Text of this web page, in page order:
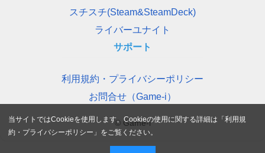
スチスチ(Steam&SteamDeck)
ライバーユナイト
サポート
利用規約・プライバシーポリシー
お問合せ（Game-i）
© Game-i
当サイトではCookieを使用します。Cookieの使用に関する詳細は「利用規
約・プライバシーポリシー 」をご覧ください。